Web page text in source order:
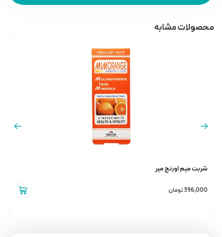
محصولات مشابه
شربت میم اورنج میر
396,000تومان